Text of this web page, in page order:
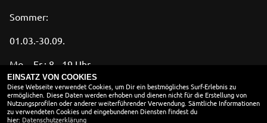
Sommer:
01.03.-30.09.
Mo. - Fr.: 8 - 19 Uhr
Sa.: 10 - 14 Uhr
EINSATZ VON COOKIES
Diese Webseite verwendet Cookies, um Dir ein bestmögliches Surf-Erlebnis zu
ermöglichen. Diese Daten werden erhoben und dienen nicht für die Erstellung von
Nutzungsprofilen oder anderer weiterführender Verwendung. Sämtliche Informationen
zu verwendeten Cookies und eingebundenen Diensten findest du
hier: Datenschutzerklärung